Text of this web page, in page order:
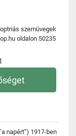
szemüvegek
oldalon 50235
napért”) 1917-ben